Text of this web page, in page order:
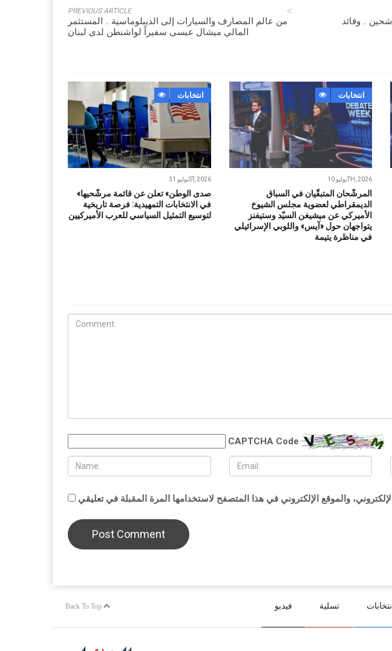
PREVIOUS ARTICLE
‬المالي‭ ‬ميشال‭ ‬عيسى‭ ‬سفيراً‭ ‬لواشنطن‭ ‬لدى‭ ‬لبنان
انتخابات
يوليو 31ST, 2026
«صدى الوطن» تعلن عن قائمة مرشّحيها
في الانتخابات التمهيدية: فرصة تاريخية
لتوسيع التمثيل السياسي للعرب الأميركيين
انتخابات
يوليو 10TH, 2026
المرشّحان المتبقّيان في السباق
الديمقراطي لعضوية مجلس الشيوخ
الأميركي عن ميشيغن السيّد وستيفنز
يتواجهان حول «آيس» واللوبي الإسرائيلي
في مناظرة يتيمة
CAPTCHA Code
انتخابات تسلية فيديو Back To Top